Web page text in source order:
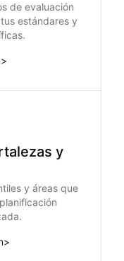
de evaluación
estándares y
>
y
y áreas que
>